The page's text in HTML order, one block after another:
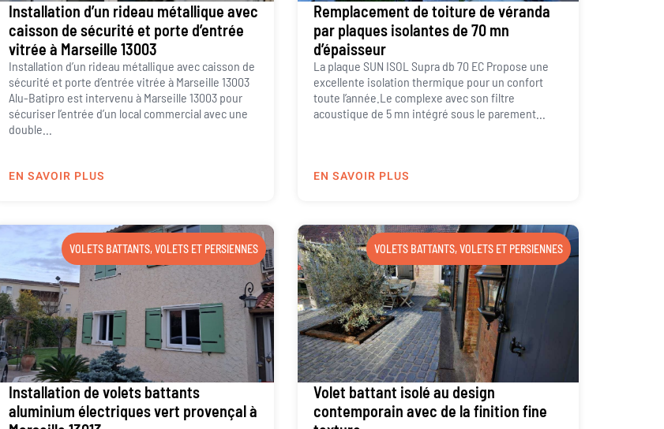
Installation d’un rideau métallique avec
caisson de sécurité et porte d’entrée
vitrée à Marseille 13003
Installation d’un rideau métallique avec caisson de
sécurité et porte d’entrée vitrée à Marseille 13003
Alu-Batipro est intervenu à Marseille 13003 pour
sécuriser l’entrée d’un local commercial avec une
double...
EN SAVOIR PLUS
Remplacement de toiture de véranda
par plaques isolantes de 70 mn
d’épaisseur
La plaque SUN ISOL Supra db 70 EC Propose une
excellente isolation thermique pour un confort
toute l’année.Le complexe avec son filtre
acoustique de 5 mn intégré sous le parement...
EN SAVOIR PLUS
VOLETS BATTANTS,VOLETS ET PERSIENNES
Installation de volets battants
aluminium électriques vert provençal à
VOLETS BATTANTS,VOLETS ET PERSIENNES
Volet battant isolé au design
contemporain avec de la finition fine